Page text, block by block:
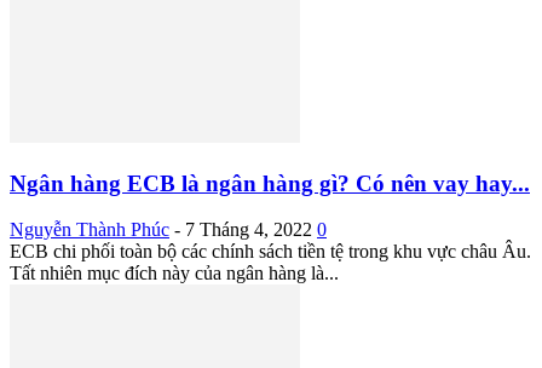
Ngân hàng ECB là ngân hàng gì? Có nên vay hay...
Nguyễn Thành Phúc - 7 Tháng 4, 2022 0
ECB chi phối toàn bộ các chính sách tiền tệ trong khu vực châu Âu.
Tất nhiên mục đích này của ngân hàng là...